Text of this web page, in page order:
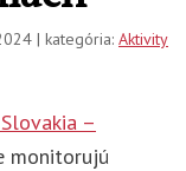
| kategória: Aktivity
–
monitorujú